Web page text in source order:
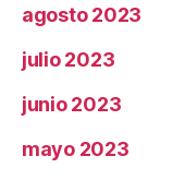
agosto 2023
julio 2023
junio 2023
mayo 2023